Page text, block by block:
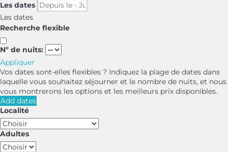
Les dates
Les dates
Recherche flexible
Nº de nuits:
Appliquer
Vos dates sont-elles flexibles ? Indiquez la plage de dates dans
laquelle vous souhaitez séjourner et le nombre de nuits, et nous
vous montrerons les options et les meilleurs prix disponibles.
Add dates
Localité
Adultes